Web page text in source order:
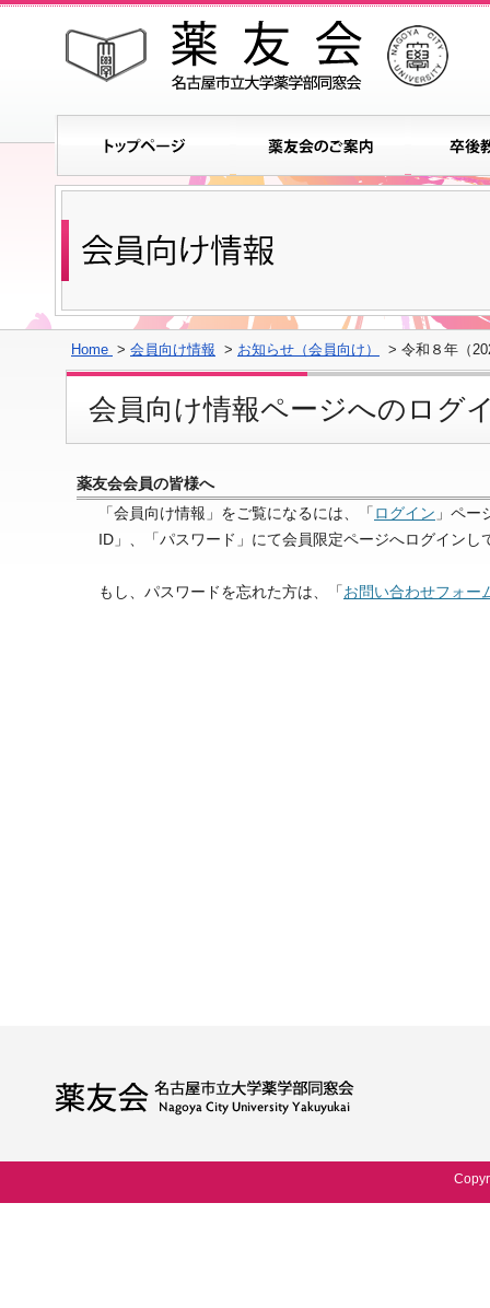
Home > 会員向け情報 > お知らせ（会員向け） > 令和８年（
会員向け情報ページへのログ
薬友会会員の皆様へ
「会員向け情報」をご覧になるには、「 ログイン 」ペー
ID」、「パスワード」にて会員限定ページへログインし
もし、パスワードを忘れた方は、「お問い合わせフォー